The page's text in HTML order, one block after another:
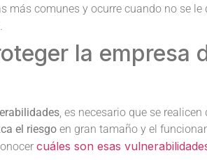
más comunes y ocurre cuando no se le
la empresa
, es necesario que se
el riesgo en gran tamaño y el
cuáles son esas